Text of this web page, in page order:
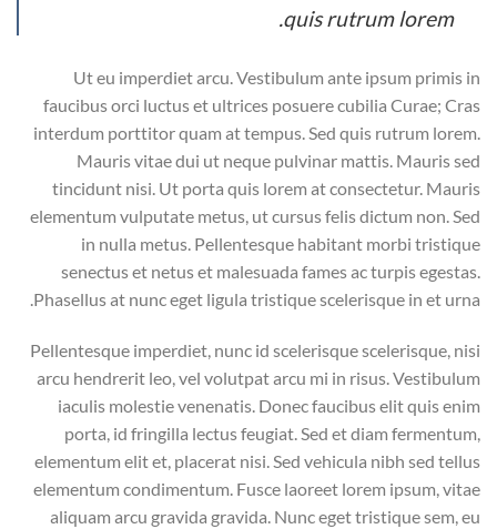
quis rutrum lorem.
Ut eu imperdiet arcu. Vestibulum ante ipsum primis in
faucibus orci luctus et ultrices posuere cubilia Curae; Cras
interdum porttitor quam at tempus. Sed quis rutrum lorem.
Mauris vitae dui ut neque pulvinar mattis. Mauris sed
tincidunt nisi. Ut porta quis lorem at consectetur. Mauris
elementum vulputate metus, ut cursus felis dictum non. Sed
in nulla metus. Pellentesque habitant morbi tristique
senectus et netus et malesuada fames ac turpis egestas.
Phasellus at nunc eget ligula tristique scelerisque in et urna.
Pellentesque imperdiet, nunc id scelerisque scelerisque, nisi
arcu hendrerit leo, vel volutpat arcu mi in risus. Vestibulum
iaculis molestie venenatis. Donec faucibus elit quis enim
porta, id fringilla lectus feugiat. Sed et diam fermentum,
elementum elit et, placerat nisi. Sed vehicula nibh sed tellus
elementum condimentum. Fusce laoreet lorem ipsum, vitae
aliquam arcu gravida gravida. Nunc eget tristique sem, eu